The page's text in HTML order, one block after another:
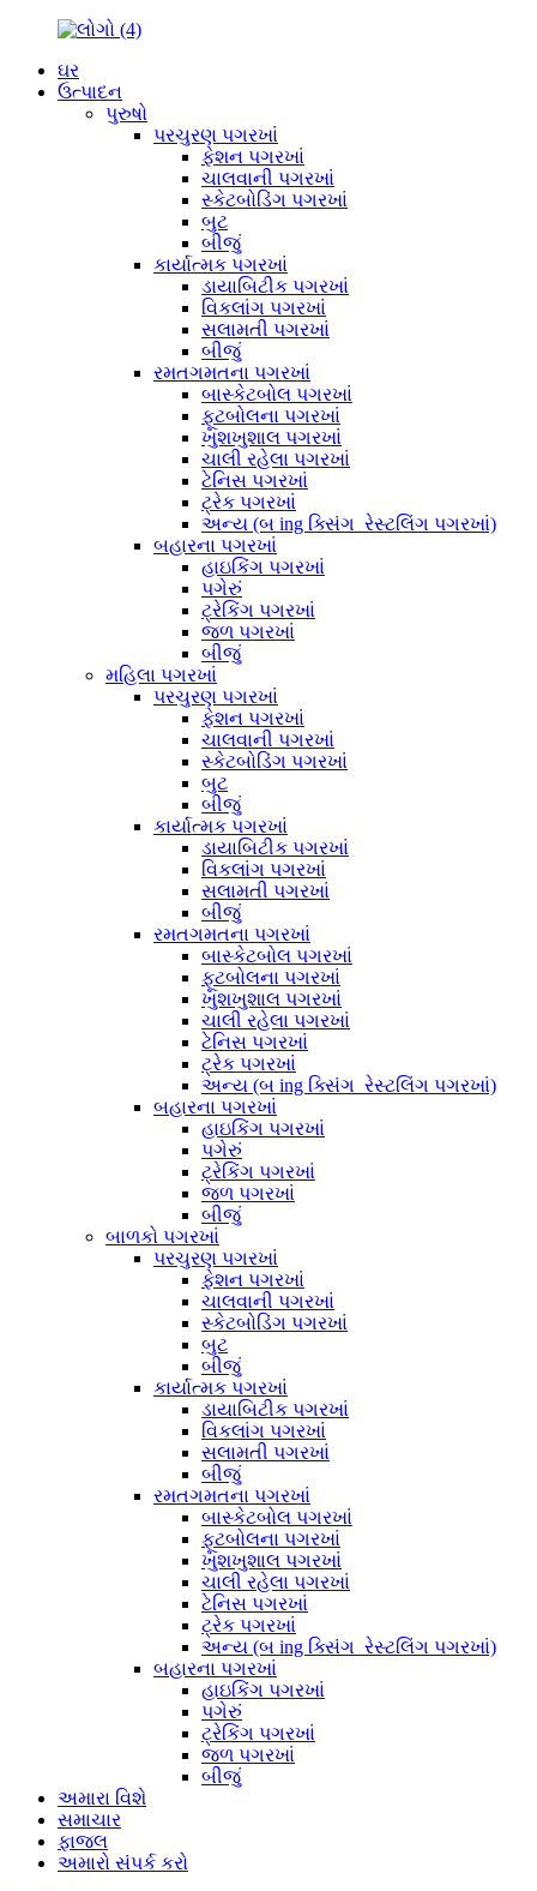
ઘર
ઉત્પાદન
પુરુષો
પરચુરણ પગરખાં
ફેશન પગરખાં
ચાલવાની પગરખાં
સ્કેટબોડિંગ પગરખાં
બુટ
બીજું
કાર્યાત્મક પગરખાં
ડાયાબિટીક પગરખાં
વિકલાંગ પગરખાં
સલામતી પગરખાં
બીજું
રમતગમતના પગરખાં
બાસ્કેટબોલ પગરખાં
ફૂટબોલના પગરખાં
ખુશખુશાલ પગરખાં
ચાલી રહેલા પગરખાં
ટેનિસ પગરખાં
ટ્રેક પગરખાં
અન્ય (બ ing ક્સિંગ_રેસ્ટલિંગ પગરખાં)
બહારના પગરખાં
હાઇકિંગ પગરખાં
પગેરું
ટ્રેકિંગ પગરખાં
જળ પગરખાં
બીજું
મહિલા પગરખાં
પરચુરણ પગરખાં
ફેશન પગરખાં
ચાલવાની પગરખાં
સ્કેટબોડિંગ પગરખાં
બુટ
બીજું
કાર્યાત્મક પગરખાં
ડાયાબિટીક પગરખાં
વિકલાંગ પગરખાં
સલામતી પગરખાં
બીજું
રમતગમતના પગરખાં
બાસ્કેટબોલ પગરખાં
ફૂટબોલના પગરખાં
ખુશખુશાલ પગરખાં
ચાલી રહેલા પગરખાં
ટેનિસ પગરખાં
ટ્રેક પગરખાં
અન્ય (બ ing ક્સિંગ_રેસ્ટલિંગ પગરખાં)
બહારના પગરખાં
હાઇકિંગ પગરખાં
પગેરું
ટ્રેકિંગ પગરખાં
જળ પગરખાં
બીજું
બાળકો પગરખાં
પરચુરણ પગરખાં
ફેશન પગરખાં
ચાલવાની પગરખાં
સ્કેટબોડિંગ પગરખાં
બુટ
બીજું
કાર્યાત્મક પગરખાં
ડાયાબિટીક પગરખાં
વિકલાંગ પગરખાં
સલામતી પગરખાં
બીજું
રમતગમતના પગરખાં
બાસ્કેટબોલ પગરખાં
ફૂટબોલના પગરખાં
ખુશખુશાલ પગરખાં
ચાલી રહેલા પગરખાં
ટેનિસ પગરખાં
ટ્રેક પગરખાં
અન્ય (બ ing ક્સિંગ_રેસ્ટલિંગ પગરખાં)
બહારના પગરખાં
હાઇકિંગ પગરખાં
પગેરું
ટ્રેકિંગ પગરખાં
જળ પગરખાં
બીજું
અમારા વિશે
સમાચાર
ફાજલ
અમારો સંપર્ક કરો